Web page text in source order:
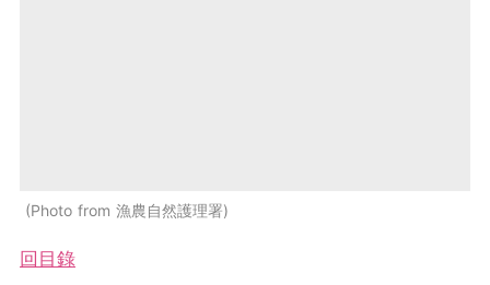
Photo from 漁農自然護理署
回目錄